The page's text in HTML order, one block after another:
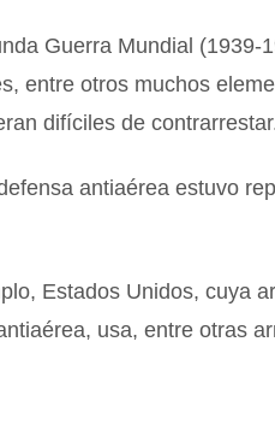
Guerra Mundial (1939-
entre otros muchos
difíciles de
antiaérea estuvo
Estados Unidos, cuya
usa, entre otras